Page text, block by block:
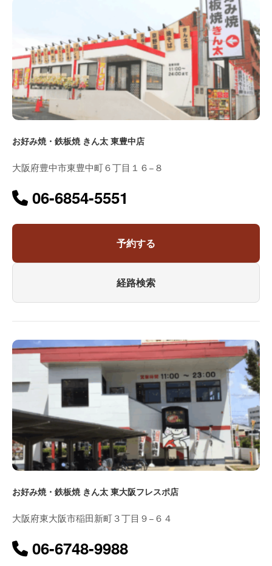
お好み焼・鉄板焼 きん太 東豊中店
大阪府豊中市東豊中町６丁目１６−８
06-6854-5551
予約する
経路検索
お好み焼・鉄板焼 きん太 東大阪フレスポ店
大阪府東大阪市稲田新町３丁目９−６４
06-6748-9988